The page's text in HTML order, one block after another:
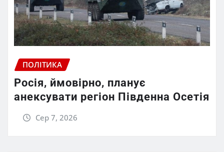
ПОЛІТИКА
Росія, ймовірно, планує
анексувати регіон Південна Осетія
Сер 7, 2026